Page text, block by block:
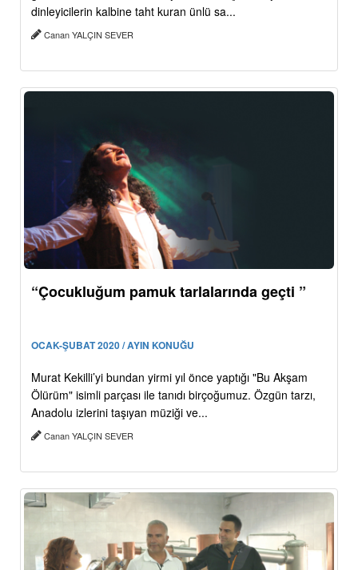
dinleyicilerin kalbine taht kuran ünlü sa...
Canan YALÇIN SEVER
“Çocukluğum pamuk tarlalarında geçti ”
OCAK-ŞUBAT 2020 / AYIN KONUĞU
Murat Kekilli’yi bundan yirmi yıl önce yaptığı "Bu Akşam
Ölürüm" isimli parçası ile tanıdı birçoğumuz. Özgün tarzı,
Anadolu izlerini taşıyan müziği ve...
Canan YALÇIN SEVER